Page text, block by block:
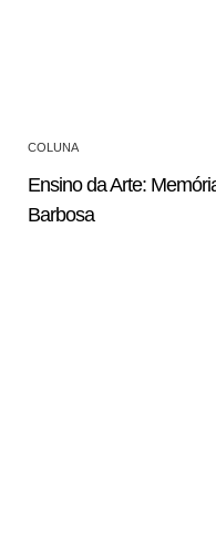
COLUNA
Ensino da Arte:
Barbosa